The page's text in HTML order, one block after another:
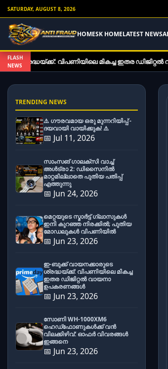
SATURDAY, AUGUST 8, 2026
HOMESK HOMELATEST NEWS
FLASH
NEWSവിപണിയിലെ മികച്ച ഇതര ഡിജിറ്റൽ വായനാ
TRENDING NEWS
⚠️ ഗൗരവമായ ഒരു മുന്നറിയിപ്പ് -
ദയവായി വായിക്കുക! ⚠️
📅 Jul 11, 2026
സാംസങ് ഗാലക്സി വാച്ച്
അൾട്രാ 2: ഡിസൈനിൽ
മാറ്റമില്ലാതെ പുതിയ പതിപ്പ്
എത്തുന്നു
📅 Jun 24, 2026
മെറ്റയുടെ സ്മാർട്ട് ഗ്ലാസുകൾ
ഇനി കുറഞ്ഞ നിരക്കിൽ; പുതിയ
മോഡലുകൾ വിപണിയിൽ
📅 Jun 23, 2026
ഇ-ബുക്ക് വായനക്കാരുടെ
ശ്രദ്ധയ്ക്ക്: വിപണിയിലെ മികച്ച
ഇതര ഡിജിറ്റൽ വായനാ
ഉപകരണങ്ങൾ
📅 Jun 23, 2026
സോണി WH-1000XM6
ഹെഡ്‌ഫോണുകൾക്ക് വൻ
വിലക്കിഴിവ്: ഓഫർ വിവരങ്ങൾ
ഇങ്ങനെ
📅 Jun 23, 2026